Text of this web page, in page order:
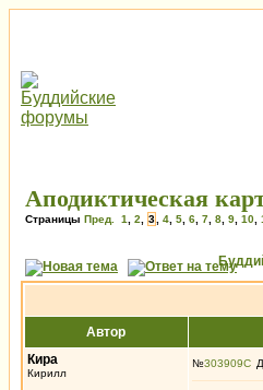
Аподиктическая
Страницы Пред. 1 2 3 4 5 6 7 8 9 10
Автор
Кира
Кирилл
№303909